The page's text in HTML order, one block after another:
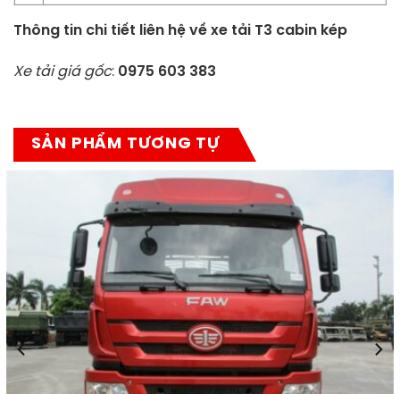
Thông tin chi tiết liên hệ về xe tải T3 cabin kép
Xe tải giá gốc: 0975 603 383
SẢN PHẨM TƯƠNG TỰ